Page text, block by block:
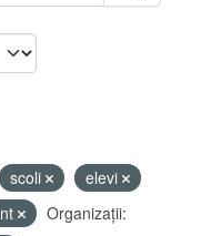
scoli
elevi
Organizații: